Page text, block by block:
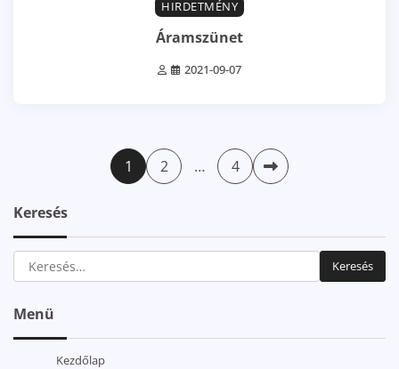
HIRDETMÉNY
Áramszünet
2021-09-07
Bejegyzések
1 2 … 4
Keresés
Keresés:
Menü
Kezdőlap